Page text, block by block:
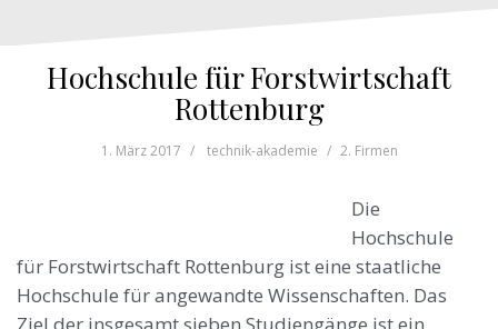
Hochschule für Forstwirtschaft
Rottenburg
1. März 2017 technik-akademie 2. Firmen
Die
Hochschule
für Forstwirtschaft Rottenburg ist eine staatliche
Hochschule für angewandte Wissenschaften. Das